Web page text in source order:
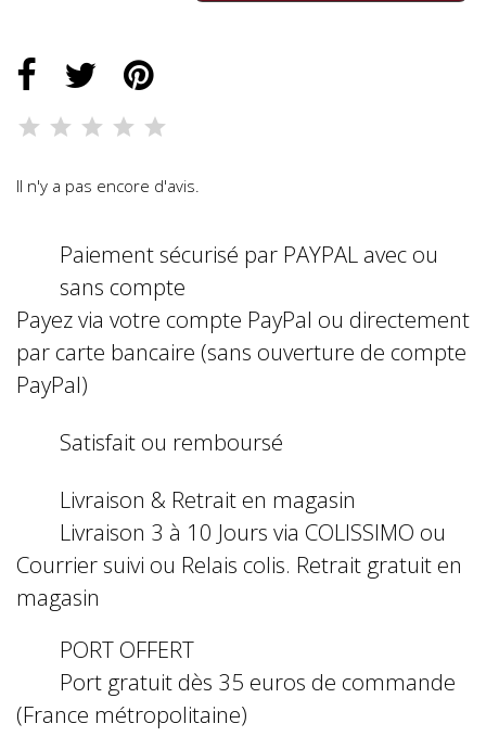
Il n'y a pas encore d'avis.
Paiement sécurisé par PAYPAL avec ou
sans compte
Payez via votre compte PayPal ou directement
par carte bancaire (sans ouverture de compte
PayPal)
Satisfait ou remboursé
Livraison & Retrait en magasin
Livraison 3 à 10 Jours via COLISSIMO ou
Courrier suivi ou Relais colis. Retrait gratuit en
magasin
PORT OFFERT
Port gratuit dès 35 euros de commande
(France métropolitaine)